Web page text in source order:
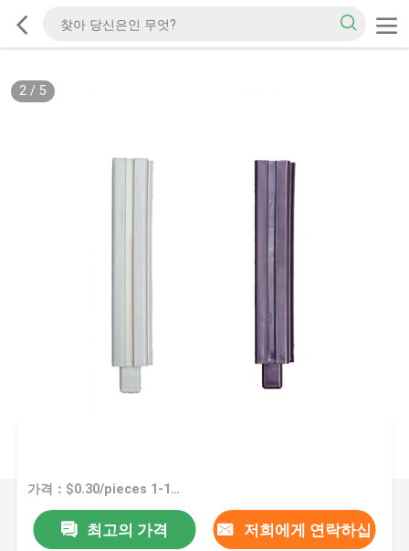
2/ 5
가격：$0.30/pieces 1-199 pieces
최고의 가격 저희에게 연락하십